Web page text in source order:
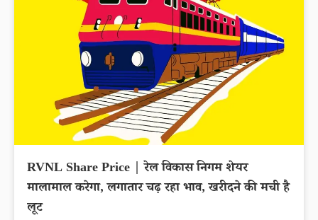
RVNL Share Price | रेल विकास निगम शेयर
मालामाल करेगा, लगातार चढ़ रहा भाव, खरीदने की मची है
लूट